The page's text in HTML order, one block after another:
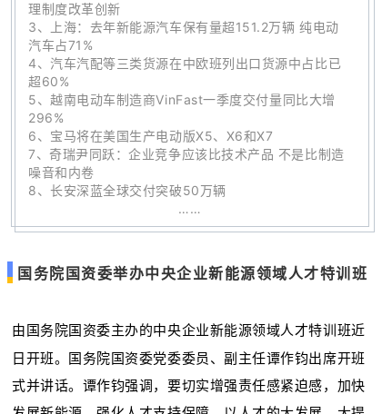
理制度改革创新
3、
上海：去年新能源汽车保有量超151.2万辆 纯电动
汽车占71%
4、 汽车汽配等三类货源在中欧班列出口货源中占比已
超60%
5、越南电动车制造商VinFast一季度交付量同比大增
296%
6、 宝马将在美国生产电动版X5、X6和X7
7、奇瑞尹同跃：企业竞争应该比技术产品 不是比制造
噪音和内卷
8、长安深蓝全球交付突破50万辆
……
国务院国资委举办中央企业新能源领域人才特训班
由国务院国资委主办的中央企业新能源领域人才特训班近
日开班。国务院国资委党委委员、副主任谭作钧出席开班
式并讲话。谭作钧强调，要切实增强责任感紧迫感，加快